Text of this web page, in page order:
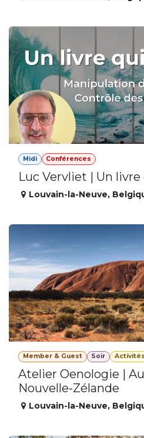
Midi Conférences
Luc Vervliet | Un
Louvain-la-Neuve,
Member & Guest Soir
Atelier Oenologie |
Nouvelle-Zélande
Louvain-la-Neuve,